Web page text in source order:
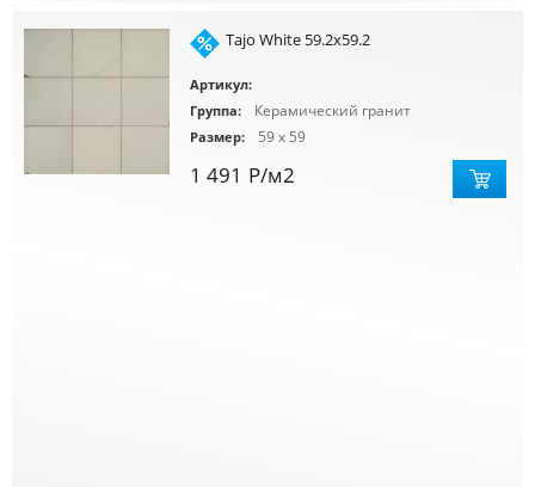
Tajo White 59.2x59.2
Артикул:
Группа:
Керамический гранит
Размер: 59 x 59
1 491 Р/м2